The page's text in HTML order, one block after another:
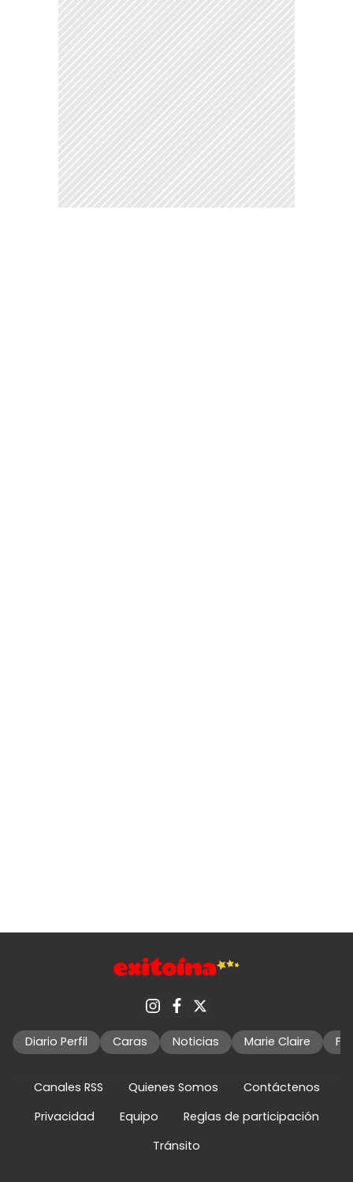
Diario Perfil Caras Noticias Marie Claire
Canales RSS Quienes Somos
Contáctenos
Privacidad
Equipo
Reglas de participación
Tránsito